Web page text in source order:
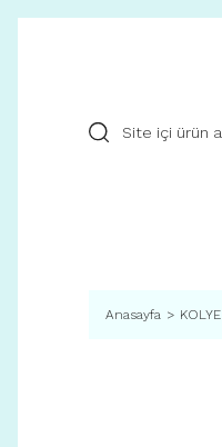
Anasayfa KOLYE